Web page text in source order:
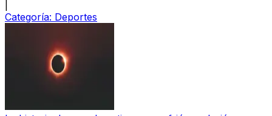
Categoría: Deportes